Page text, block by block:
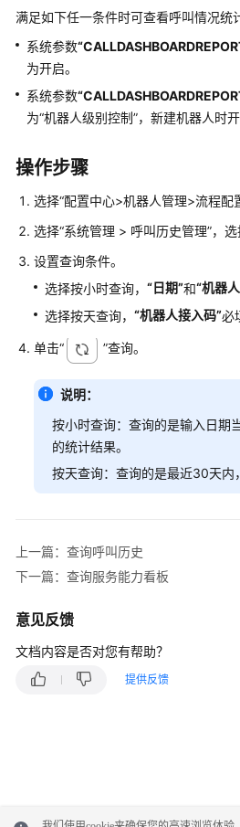
指
南
云
控
制
作
南
租
管
理
指
认
您
的
租
配
置
工
心
满足如下任一条件时可查看呼叫情况统
系统参数
为开启。
系统参数
为“机器人级别控制”，新建机器人时
操作步骤
选择“配置中心>机器人管理>流程配
选择“系统管理 > 呼叫历史管理”，
设置查询条件。
选择按小时查询， “日期”和“机器
选择按天查询， “机器人接入码”必
单击“ ”查询。
说明：
按小时查询：查询的是输入日期
的统计结果。
按天查询：查询的是最近30天内
上一篇：查询呼叫历史
下一篇：查询服务能力看板
意见反馈
文档内容是否对您有帮助？
提供反馈